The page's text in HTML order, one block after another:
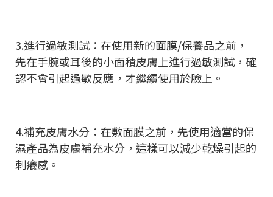
3.進行過敏測試：在使用新的面膜/保養品之前，
先在手腕或耳後的小面積皮膚上進行過敏測試，確
認不會引起過敏反應，才繼續使用於臉上。
4.補充皮膚水分：在敷面膜之前，先使用適當的保
濕產品為皮膚補充水分，這樣可以減少乾燥引起的
刺癢感。